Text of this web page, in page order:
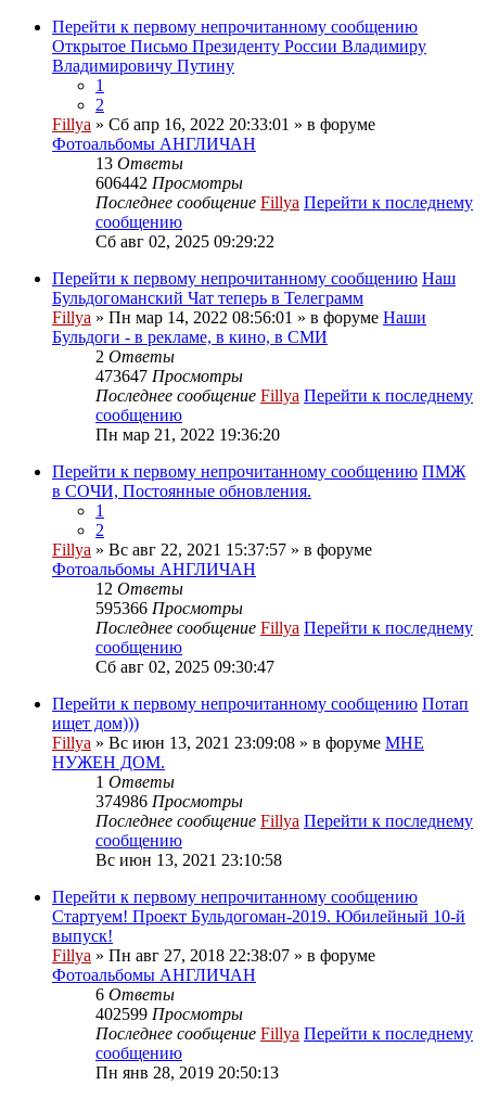
Перейти к первому непрочитанному сообщению
Открытое Письмо Президенту России Владимиру
Владимировичу Путину
1
2
Fillya » Сб апр 16, 2022 20:33:01 » в форуме
Фотоальбомы АНГЛИЧАН
13 Ответы
606442 Просмотры
Последнее сообщение Fillya Перейти к последнему
сообщению
Сб авг 02, 2025 09:29:22
Перейти к первому непрочитанному сообщению Наш
Бульдогоманский Чат теперь в Телеграмм
Fillya » Пн мар 14, 2022 08:56:01 » в форуме Наши
Бульдоги - в рекламе, в кино, в СМИ
2 Ответы
473647 Просмотры
Последнее сообщение Fillya Перейти к последнему
сообщению
Пн мар 21, 2022 19:36:20
Перейти к первому непрочитанному сообщению ПМЖ
в СОЧИ, Постоянные обновления.
1
2
Fillya » Вс авг 22, 2021 15:37:57 » в форуме
Фотоальбомы АНГЛИЧАН
12 Ответы
595366 Просмотры
Последнее сообщение Fillya Перейти к последнему
сообщению
Сб авг 02, 2025 09:30:47
Перейти к первому непрочитанному сообщению Потап
ищет дом)))
Fillya » Вс июн 13, 2021 23:09:08 » в форуме МНЕ
НУЖЕН ДОМ.
1 Ответы
374986 Просмотры
Последнее сообщение Fillya Перейти к последнему
сообщению
Вс июн 13, 2021 23:10:58
Перейти к первому непрочитанному сообщению
Стартуем! Проект Бульдогоман-2019. Юбилейный 10-й
выпуск!
Fillya » Пн авг 27, 2018 22:38:07 » в форуме
Фотоальбомы АНГЛИЧАН
6 Ответы
402599 Просмотры
Последнее сообщение Fillya Перейти к последнему
сообщению
Пн янв 28, 2019 20:50:13